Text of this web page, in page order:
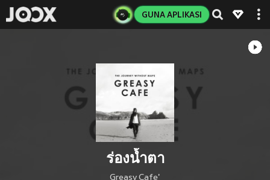
GUNA APLIKASI
ร่องน้ำตา
Greasy Cafe'